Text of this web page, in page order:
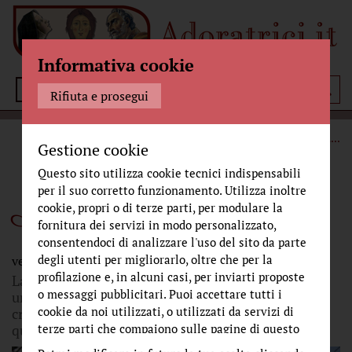
Menù
...
Il lavoro che edifica
venerdì 30 gennaio 2026
La frequenza dell’uomo è la frequenza della terra:
una simbiosi materiale e spirituale, che nasce,
cresce, feconda e muore quando tutto è compiuto,
quando tutto è maturato, dato ed offerto.
Informativa cookie
Rifiuta e prosegui
Gestione cookie
Questo sito utilizza cookie tecnici indispensabili
per il suo corretto funzionamento. Utilizza inoltre
cookie, propri o di terze parti, per modulare la
fornitura dei servizi in modo personalizzato,
consentendoci di analizzare l'uso del sito da parte
degli utenti per migliorarlo, oltre che per la
profilazione e, in alcuni casi, per inviarti proposte
o messaggi pubblicitari. Puoi accettare tutti i
cookie da noi utilizzati, o utilizzati da servizi di
terze parti che compaiono sulle pagine di questo
sito, premendo il pulsante "Accetta tutti i cookie"